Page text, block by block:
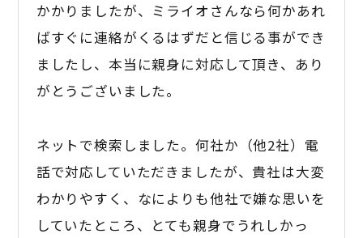
かかりましたが、ミライオさんなら何かあれ
ばすぐに連絡がくるはずだと信じる事ができ
ましたし、本当に親身に対応して頂き、あり
がとうございました。
ネットで検索しました。何社か（他2社）電
話で対応していただきましたが、貴社は大変
わかりやすく、なによりも他社で嫌な思いを
していたところ、とても親身でうれしかっ